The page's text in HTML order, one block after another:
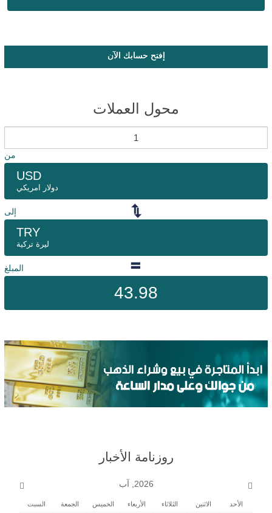
إفتح حسابك الآن
محول العملات
من
USD
دولار امريكي
إلى
TRY
ليرة تركية
المبلغ
43.98
روزنامة الأخبار
2026, آب
الأحد الاثنين الثلاثاء الأربعاء الخميس الجمعة السبت